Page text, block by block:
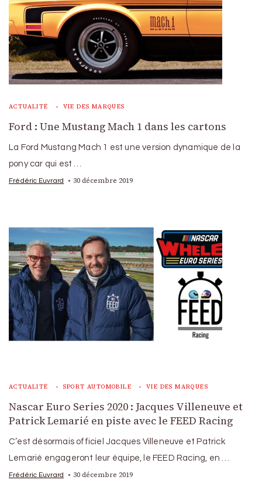
ACTUALITÉ VIE DES MARQUES
Ford : Une Mustang Mach 1 dans les cartons
La Ford Mustang Mach 1 est une version dynamique de la
pony car qui est …
Frédéric Euvrard 30 décembre 2019
ACTUALITÉ SPORT AUTOMOBILE VIE DES MARQUES
Nascar Euro Series 2020 : Jacques Villeneuve et
Patrick Lemarié en piste avec le FEED Racing
C’est désormais officiel Jacques Villeneuve et Patrick
Lemarié engageront leur équipe, le FEED Racing, en …
Frédéric Euvrard 30 décembre 2019